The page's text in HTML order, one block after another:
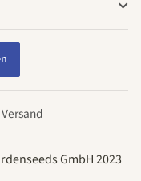
Versand
GmbH 2023